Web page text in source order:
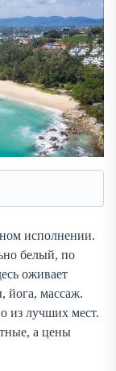
исполнении.
белый, по
оживает
йога, массаж.
из лучших мест.
а цены